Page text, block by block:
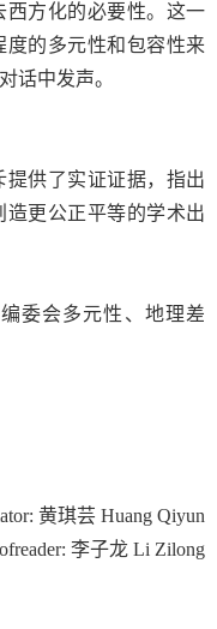
方化的必要性。这一
度的多元性和包容性来
话中发声。
供了实证证据，指出
更公正平等的学术出
委会多元性、地理差
黄琪芸 Huang Qiyun
李子龙 Li Zilong